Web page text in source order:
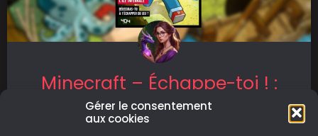
Gérer le consentement
aux cookies
Minecraft – Échappe-toi ! :
l’île infernale